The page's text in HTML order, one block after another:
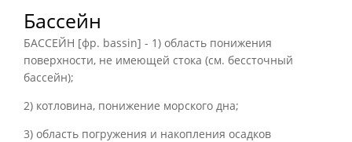
Бассейн
БАССЕЙН [фр. bassin] - 1) область понижения
поверхности, не имеющей стока (см. бессточный
бассейн);
2) котловина, понижение морского дна;
3) область погружения и накопления осадков